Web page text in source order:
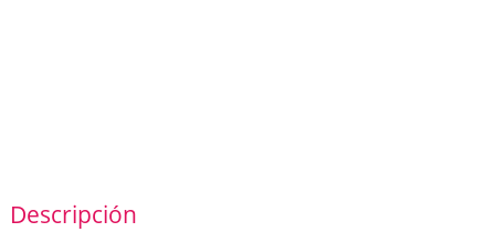
Descripción